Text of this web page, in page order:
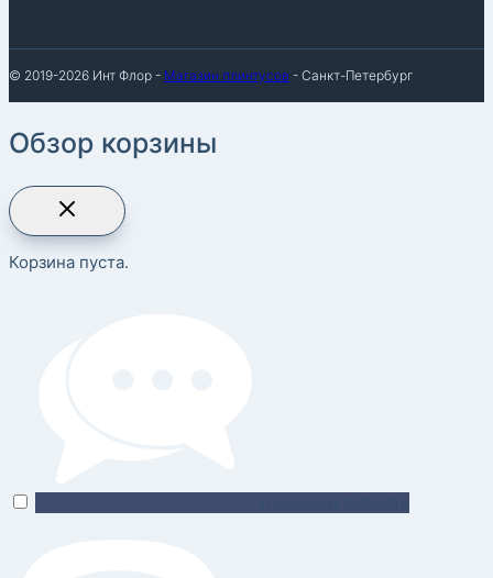
© 2019-2026 Инт Флор - Магазин плинтусов - Санкт-Петербург
Обзор корзины
Корзина пуста.